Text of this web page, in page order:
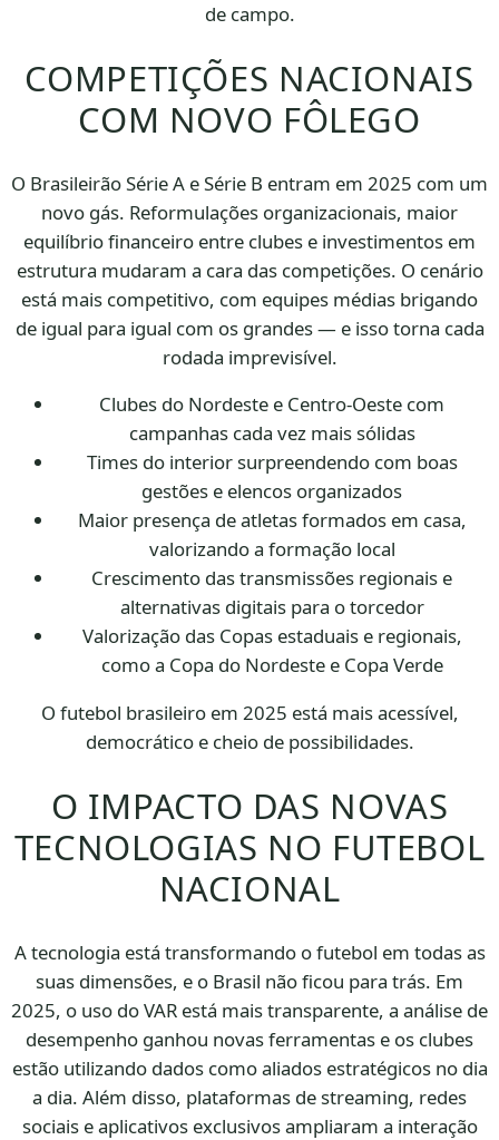
de campo.
COMPETIÇÕES NACIONAIS
COM NOVO FÔLEGO
O Brasileirão Série A e Série B entram em 2025 com um
novo gás. Reformulações organizacionais, maior
equilíbrio financeiro entre clubes e investimentos em
estrutura mudaram a cara das competições. O cenário
está mais competitivo, com equipes médias brigando
de igual para igual com os grandes — e isso torna cada
rodada imprevisível.
Clubes do Nordeste e Centro-Oeste com
campanhas cada vez mais sólidas
Times do interior surpreendendo com boas
gestões e elencos organizados
Maior presença de atletas formados em casa,
valorizando a formação local
Crescimento das transmissões regionais e
alternativas digitais para o torcedor
Valorização das Copas estaduais e regionais,
como a Copa do Nordeste e Copa Verde
O futebol brasileiro em 2025 está mais acessível,
democrático e cheio de possibilidades.
O IMPACTO DAS NOVAS
TECNOLOGIAS NO FUTEBOL
NACIONAL
A tecnologia está transformando o futebol em todas as
suas dimensões, e o Brasil não ficou para trás. Em
2025, o uso do VAR está mais transparente, a análise de
desempenho ganhou novas ferramentas e os clubes
estão utilizando dados como aliados estratégicos no dia
a dia. Além disso, plataformas de streaming, redes
sociais e aplicativos exclusivos ampliaram a interação